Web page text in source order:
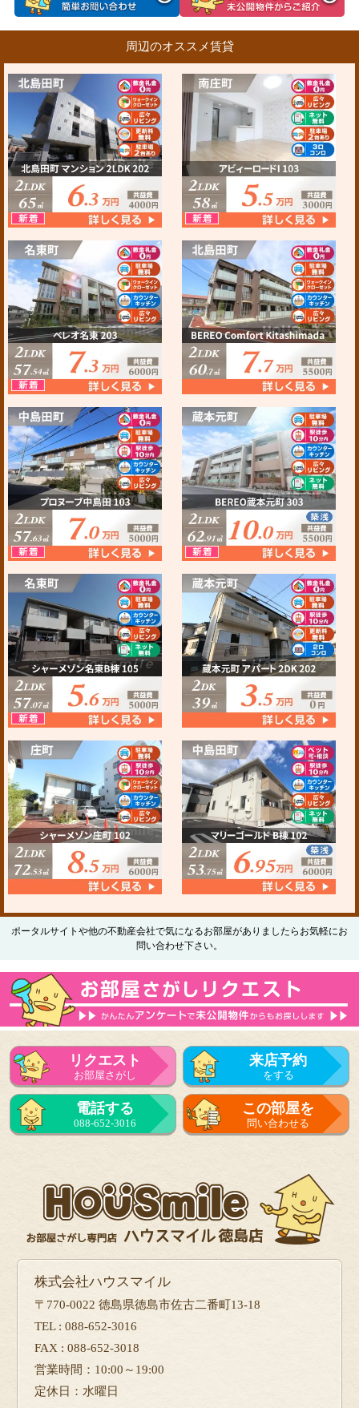
周辺のオススメ賃貸
ポータルサイトや他の不動産会社で気になるお部屋がありましたらお気軽にお
問い合わせ下さい。
リクエスト
お部屋さがし
来店予約
をする
電話する
088-652-3016
この部屋を
問い合わせる
株式会社ハウスマイル
〒770-0022 徳島県徳島市佐古二番町13-18
TEL : 088-652-3016
FAX : 088-652-3018
営業時間：10:00～19:00
定休日：水曜日